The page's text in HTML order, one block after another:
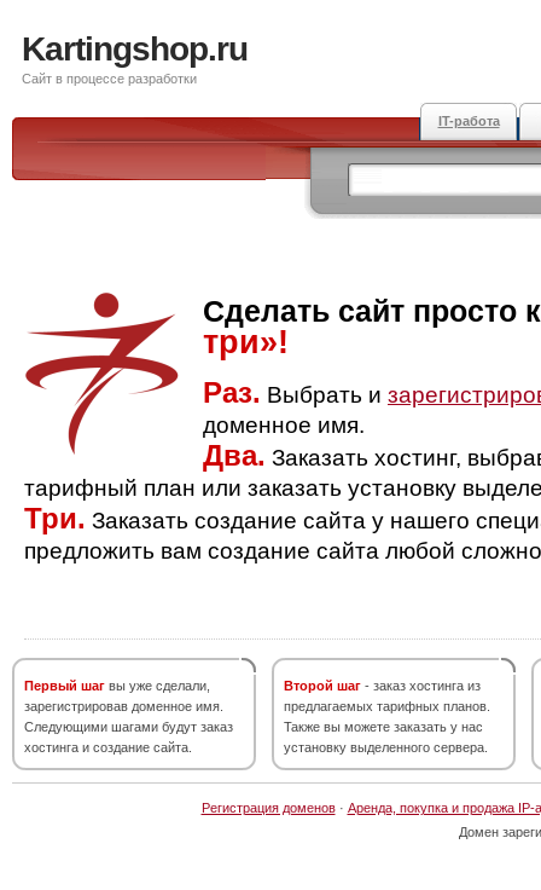
Kartingshop.ru
Сайт в процессе разработки
IT-работа
Сделать сайт просто
три»!
Раз. Выбрать и
доменное имя.
Два. Заказать хостинг,
тарифный план или заказать установку
Три. Заказать создание сайта у нашего
предложить вам создание сайта любой
Первый шаг вы уже сделали,
зарегистрировав доменное имя.
Следующими шагами будут заказ
хостинга и создание сайта.
Второй шаг - заказ хостинга из
предлагаемых тарифных планов.
Также вы можете заказать у нас
установку выделенного сервера.
Регистрация доменов· Аренда, покупка и продажа IP-
Домен